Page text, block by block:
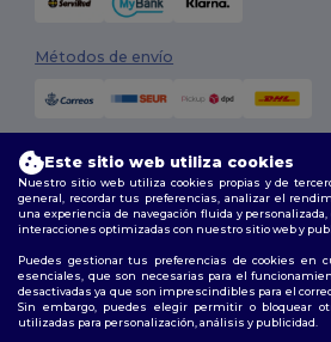
Métodos de envío
2026. Todos los derechos
Síguenos
Este sitio web utiliza cookies
Nuestro sitio web utiliza cookies propias y de
general, recordar tus preferencias, analizar el
una experiencia de navegación fluida y
interacciones optimizadas con nuestro sitio web y
Puedes gestionar tus preferencias de cookies en
esenciales, que son necesarias para el
desactivadas ya que son imprescindibles para el
Sin embargo, puedes elegir permitir o bloquear
utilizadas para personalización, análisis y publicidad.